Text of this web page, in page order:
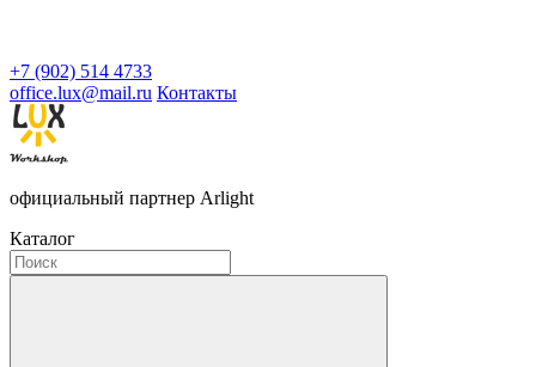
+7 (902) 514 4733
office.lux@mail.ru Контакты
официальный партнер Arlight
Каталог